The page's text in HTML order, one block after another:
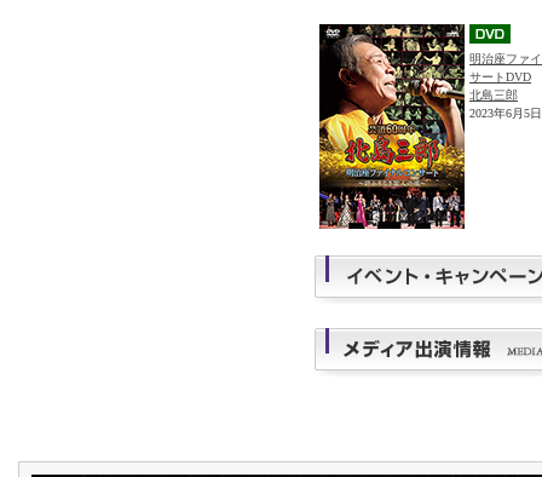
明治座ファ
サートDVD
北島三郎
2023年6月5